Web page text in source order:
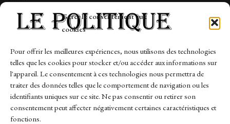
Gérer le consentement aux
cookies
Pour offrir les meilleures expériences, nous utilisons des technologies
telles que les cookies pour stocker et/ou accéder aux informations sur
l'appareil. Le consentement à ces technologies nous permettra de
traiter des données telles que le comportement de navigation ou les
identifiants uniques sur ce site. Ne pas consentir ou retirer son
consentement peut affecter négativement certaines caractéristiques et
fonctions.
Links
Contact
Sitemap